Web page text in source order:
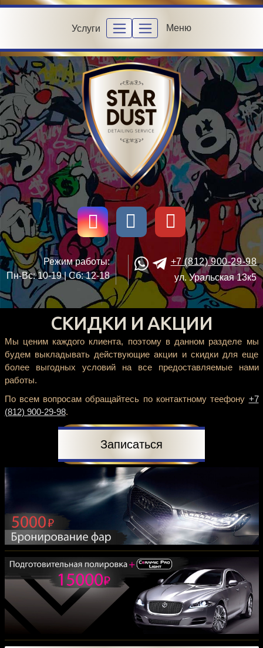
Режим работы:
Пн-Вс: 10-19 | Сб: 12-18
+7 (812) 900-29-98
ул. Уральская 13к5
Услуги Меню
СКИДКИ И АКЦИИ
Мы ценим каждого клиента, поэтому в данном разделе мы
будем выкладывать действующие акции и скидки для еще
более выгодных условий на все предоставляемые нами
работы.
По всем вопросам обращайтесь по контактному теефону +7
(812) 900-29-98.
Записаться